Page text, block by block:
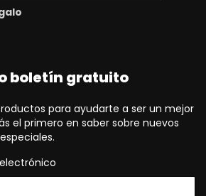
boletín gratuito
para ayudarte a ser un mejor
el primero en saber sobre nuevos